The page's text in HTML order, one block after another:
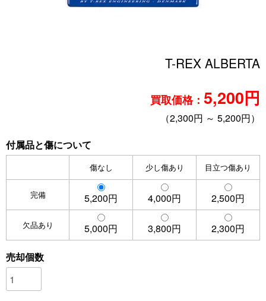
T-REX ALBERTA
買取価格： 5,200円
（2,300円 ～ 5,200円）
付属品と傷について
傷なし 少し傷あり 目立つ傷あり
完備 5,200円 4,000円 2,500円
欠品あり 5,000円 3,800円 2,300円
売却個数